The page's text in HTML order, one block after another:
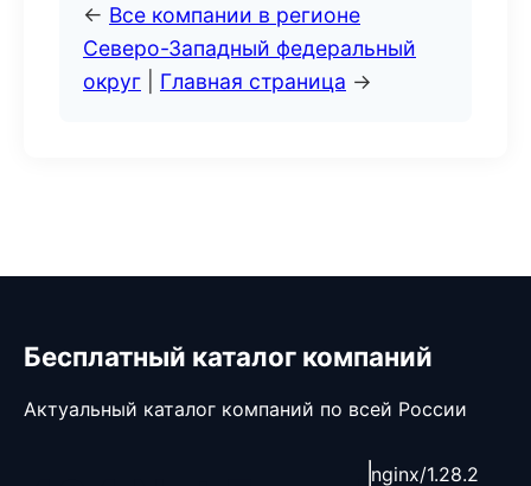
← Все компании в регионе
Северо-Западный федеральный
округ
Главная страница →
Бесплатный каталог компаний
Актуальный каталог компаний по всей России
nginx/1.28.2